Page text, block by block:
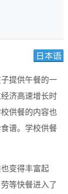
提供午餐的一
济高速增长时
供餐的内容也
谱。学校供餐
变得丰富起
等快餐进入了